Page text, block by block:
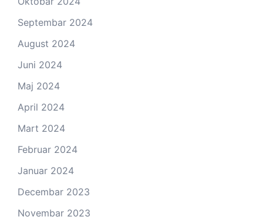
Septembar 2024
August 2024
Juni 2024
Maj 2024
April 2024
Mart 2024
Februar 2024
Januar 2024
Decembar 2023
Novembar 2023